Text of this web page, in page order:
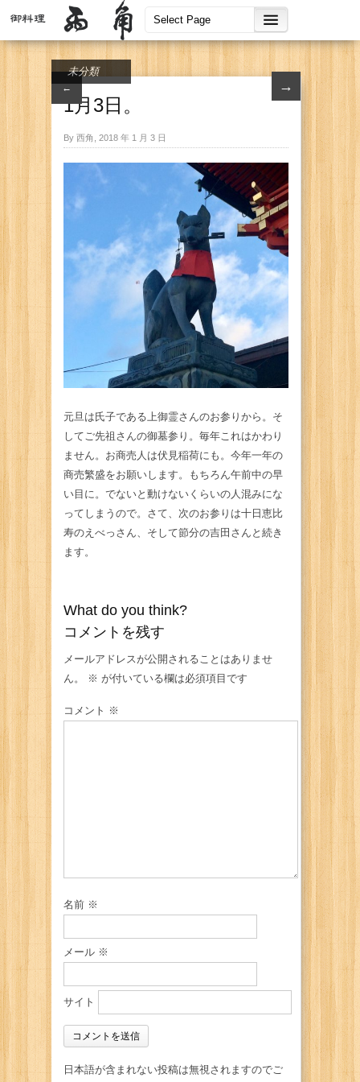
← →
未分類
1月3日。
By 西角, 2018 年 1 月 3 日
元旦は氏子である上御霊さんのお参りから。そ
してご先祖さんの御墓参り。毎年これはかわり
ません。お商売人は伏見稲荷にも。今年一年の
商売繁盛をお願いします。もちろん午前中の早
い目に。でないと動けないくらいの人混みにな
ってしまうので。さて、次のお参りは十日恵比
寿のえべっさん、そして節分の吉田さんと続き
ます。
What do you think?
コメントを残す
メールアドレスが公開されることはありませ
ん。
※ が付いている欄は必須項目です
コメント ※
名前 ※
メール ※
サイト
日本語が含まれない投稿は無視されますのでご